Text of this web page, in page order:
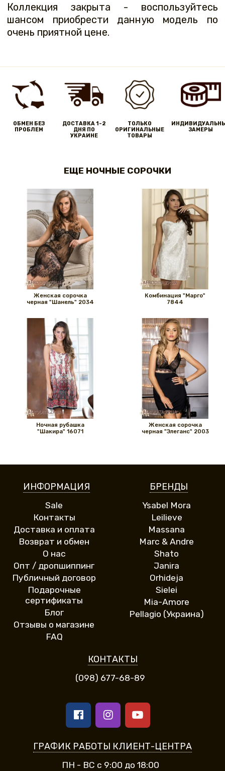
Коллекция закрыта - воспользуйтесь
шансом приобрести данную модель по
очень приятной цене.
ОБМЕН БЕЗ
ПРОБЛЕМ
ДОСТАВКА 1-2
ДНЯ ПО
УКРАИНЕ
ТОЛЬКО
ОРИГИНАЛЬНЫЕ
ТОВАРЫ
ЗАМЕРЫ
ЕЩЕ НОЧНЫЕ СОРОЧКИ
Женская сорочка
черная "Шанель" 2034
Комбинация "Марго"
7844
Ночная рубашка
"Шакира" 16071
Женская сорочка
черная "Элеганс" 2003
ИНФОРМАЦИЯ
Sale
Контакты
Доставка и оплата
Возврат и обмен
О нас
Опт / дропшиппинг
Публичный договор
Подарочные
сертификаты
Блог
Отзывы о магазине
FAQ
БРЕНДЫ
Ysabel Mora
Leilieve
Massana
Marc & Andre
Shato
Janira
Orhideja
Sielei
Mia-Amore
Pellagio (Украина)
КОНТАКТЫ
(098) 677-68-89
ГРАФИК РАБОТЫ КЛИЕНТ-ЦЕНТРА
ПН - ВС с 9:00 до 18:00